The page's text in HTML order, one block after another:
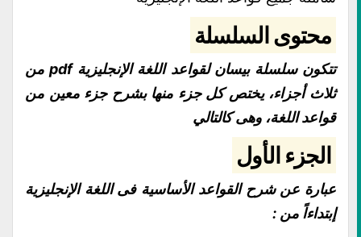
محتوى السلسلة
تتكون سلسلة بيسان لقواعد اللغة الإنجليزية pdf من
ثلاث أجزاء، يختص كل جزء منها بشرح جزء معين من
قواعد اللغة، وهى كالتالي
الجزء الأول
عبارة عن شرح القواعد الأساسية فى اللغة الإنجليزية
إبتداءاً من :